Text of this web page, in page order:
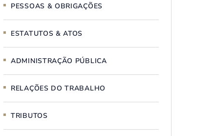
PESSOAS & OBRIGAÇÕES
ESTATUTOS & ATOS
ADMINISTRAÇÃO PÚBLICA
RELAÇÕES DO TRABALHO
TRIBUTOS